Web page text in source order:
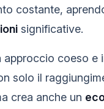
costante,
significative.
approccio coeso e
solo il
crea anche un